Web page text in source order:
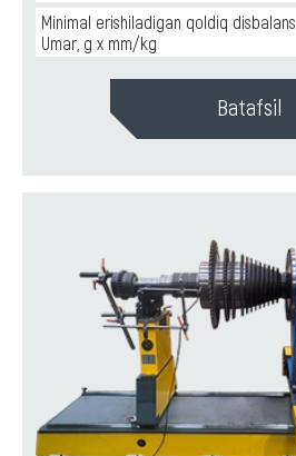
Minimal erishiladigan qoldiq disbalans
Umar, g x mm/kg
Batafsil